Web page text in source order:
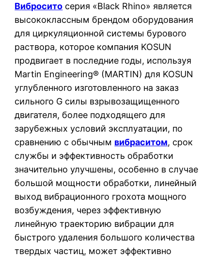
Вибросито серия «Black Rhino» является
высококлассным брендом оборудования
для циркуляционной системы бурового
раствора, которое компания KOSUN
продвигает в последние годы, используя
Martin Engineering® (MARTIN) для KOSUN
углубленного изготовленного на заказ
сильного G силы взрывозащищенного
двигателя, более подходящего для
зарубежных условий эксплуатации, по
сравнению с обычным вибраситом, срок
службы и эффективность обработки
значительно улучшены, особенно в случае
большой мощности обработки, линейный
выход вибрационного грохота мощного
возбуждения, через эффективную
линейную траекторию вибрации для
быстрого удаления большого количества
твердых частиц, может эффективно